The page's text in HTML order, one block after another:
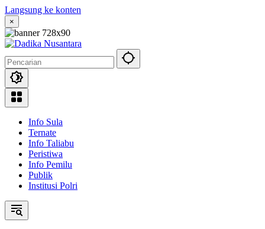
Langsung ke konten
×
Info Sula
Ternate
Info Taliabu
Peristiwa
Info Pemilu
Publik
Institusi Polri